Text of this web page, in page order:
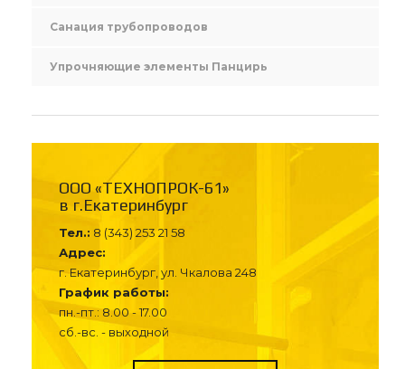
Санация трубопроводов
Упрочняющие элементы Панцирь
ООО «ТЕХНОПРОК-61»
в г.Екатеринбург
Тел.: 8 (343) 253 21 58
Адрес:
г. Екатеринбург, ул. Чкалова 248
График работы:
пн.-пт.: 8.00 - 17.00
сб.-вс. - выходной